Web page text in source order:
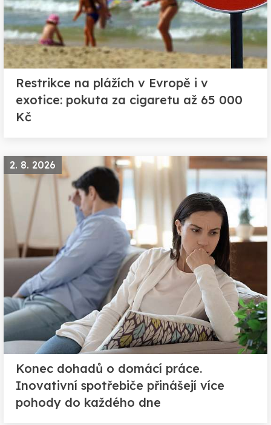
Restrikce na plážích v Evropě i v
exotice: pokuta za cigaretu až 65 000
Kč
2. 8. 2026
Konec dohadů o domácí práce.
Inovativní spotřebiče přinášejí více
pohody do každého dne